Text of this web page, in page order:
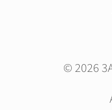
© 2026